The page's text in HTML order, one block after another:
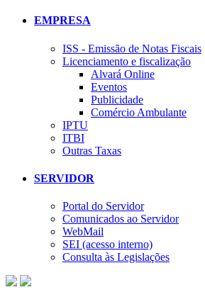
EMPRESA
ISS - Emissão de Notas Fiscais
Licenciamento e fiscalização
Alvará Online
Eventos
Publicidade
Comércio Ambulante
IPTU
ITBI
Outras Taxas
SERVIDOR
Portal do Servidor
Comunicados ao Servidor
WebMail
SEI (acesso interno)
Consulta às Legislações